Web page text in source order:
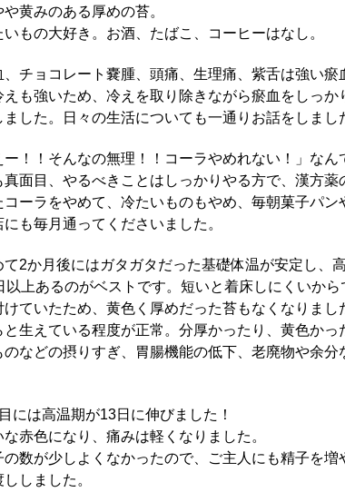
黄みのある厚めの苔。
もの大好き。お酒、たばこ、コーヒーはなし。
、チョコレート嚢腫、頭痛、生理痛、紫舌は強い
えも強いため、冷えを取り除きながら瘀血をしっ
した。日々の生活についても一通りお話をしまし
！！そんなの無理！！コーラやめれない！」なん
面目、やるべきことはしっかりやる方で、漢方薬
コーラをやめて、冷たいものもやめ、毎朝菓子パ
も毎月通ってくださいました。
2か月後にはガタガタだった基礎体温が安定し、
以上あるのがベストです。短いと着床しにくいから
ていたため、黄色く厚めだった苔もなくなりまし
と生えている程度が正常。分厚かったり、黄色かっ
のなどの摂りすぎ、胃腸機能の低下、老廃物や余
には高温期が13日に伸びました！
赤色になり、痛みは軽くなりました。
の数が少しよくなかったので、ご主人にも精子を増
しました。